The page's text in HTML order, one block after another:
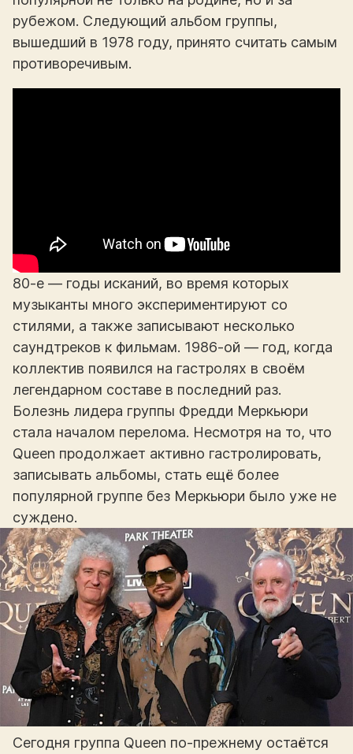
рубежом. Следующий альбом группы,
вышедший в 1978 году, принято считать самым
противоречивым.
80-е — годы исканий, во время которых
музыканты много экспериментируют со
стилями, а также записывают несколько
саундтреков к фильмам. 1986-ой — год, когда
коллектив появился на гастролях в своём
легендарном составе в последний раз.
Болезнь лидера группы Фредди Меркьюри
стала началом перелома. Несмотря на то, что
Queen продолжает активно гастролировать,
записывать альбомы, стать ещё более
популярной группе без Меркьюри было уже не
суждено.
Сегодня группа Queen по-прежнему остаётся